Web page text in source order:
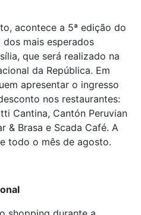
acontece a 5ª edição do
mais esperados
que será realizado na
da República. Em
apresentar o ingresso
nos restaurantes:
Cantina, Cantón Peruvian
& Brasa e Scada Café. A
todo o mês de agosto.